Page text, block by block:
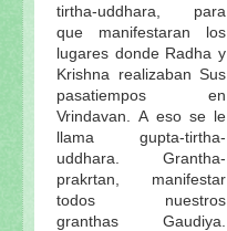
tirtha-uddhara, para
que manifestaran los
lugares donde Radha y
Krishna realizaban Sus
pasatiempos en
Vrindavan. A eso se le
llama gupta-tirtha-
uddhara. Grantha-
prakrtan, manifestar
todos nuestros
granthas Gaudiya.